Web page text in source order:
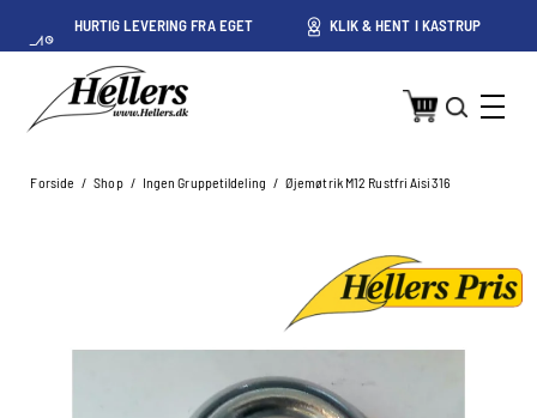
HURTIG LEVERING FRA EGET
LAGER I KASTRUP
KLIK & HENT I KASTRUP
Forside / Shop / Ingen Gruppetildeling / Øjemøtrik M12 Rustfri Aisi316